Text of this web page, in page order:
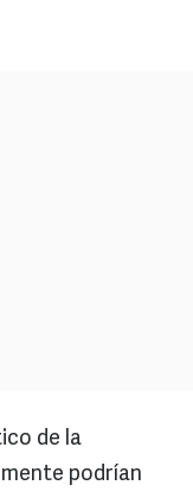
de la
podrían